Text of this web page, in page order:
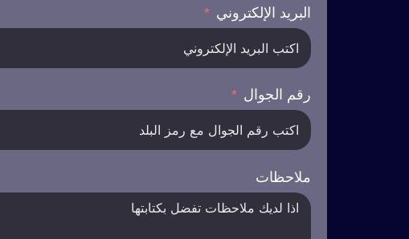
البريد الإلكتروني
رقم الجوال
ملاحظات